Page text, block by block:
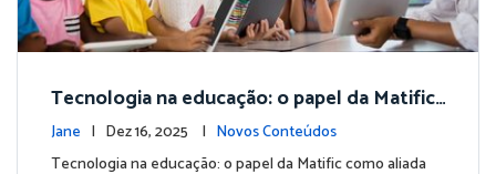
Tecnologia na educação: o papel da Matific
como aliada do professor no ensino de Mat
emática
Jane | Dez 16, 2025 | Novos Conteúdos
Tecnologia na educação: o papel da Matific como aliada